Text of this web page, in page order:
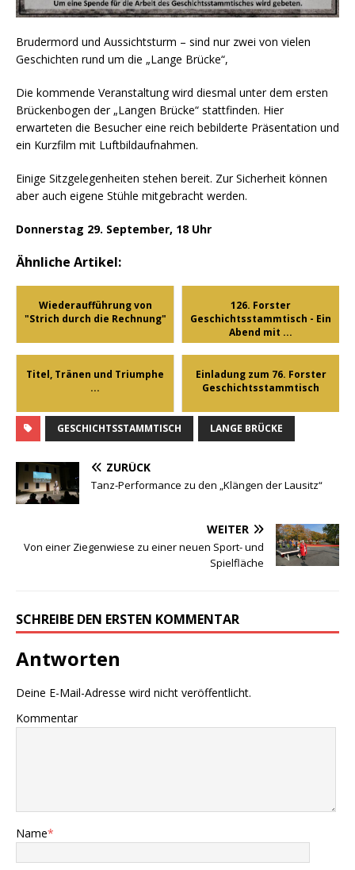
Brudermord und Aussichtsturm – sind nur zwei von vielen
Geschichten rund um die „Lange Brücke“,
Die kommende Veranstaltung wird diesmal unter dem ersten
Brückenbogen der „Langen Brücke“ stattfinden. Hier
erwarteten die Besucher eine reich bebilderte Präsentation und
ein Kurzfilm mit Luftbildaufnahmen.
Einige Sitzgelegenheiten stehen bereit. Zur Sicherheit können
aber auch eigene Stühle mitgebracht werden.
Donnerstag 29. September, 18 Uhr
Ähnliche Artikel:
Wiederaufführung von
"Strich durch die Rechnung"
126. Forster
Geschichtsstammtisch - Ein
Abend mit ...
Titel, Tränen und Triumphe
...
Einladung zum 76. Forster
Geschichtsstammtisch
GESCHICHTSSTAMMTISCH LANGE BRÜCKE
ZURÜCK
Tanz-Performance zu den „Klängen der Lausitz“
WEITER
Von einer Ziegenwiese zu einer neuen Sport- und
Spielfläche
SCHREIBE DEN ERSTEN KOMMENTAR
Antworten
Deine E-Mail-Adresse wird nicht veröffentlicht.
Kommentar
Name*